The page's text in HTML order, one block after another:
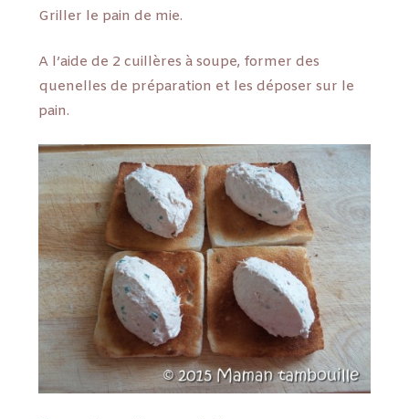
Griller le pain de mie.
A l’aide de 2 cuillères à soupe, former des
quenelles de préparation et les déposer sur le
pain.